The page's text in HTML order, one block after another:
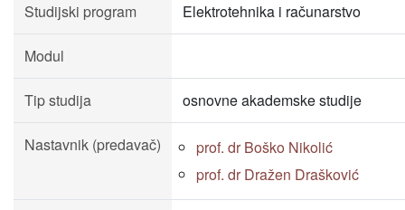
Studijski program Elektrotehnika i računarstvo
Modul
Tip studija osnovne akademske studije
Nastavnik (predavač)
prof. dr Boško Nikolić
prof. dr Dražen Drašković